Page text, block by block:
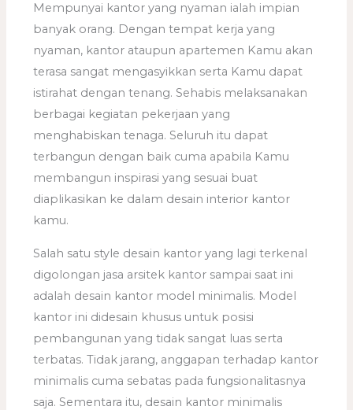
Mempunyai kantor yang nyaman ialah impian
banyak orang. Dengan tempat kerja yang
nyaman, kantor ataupun apartemen Kamu akan
terasa sangat mengasyikkan serta Kamu dapat
istirahat dengan tenang. Sehabis melaksanakan
berbagai kegiatan pekerjaan yang
menghabiskan tenaga. Seluruh itu dapat
terbangun dengan baik cuma apabila Kamu
membangun inspirasi yang sesuai buat
diaplikasikan ke dalam desain interior kantor
kamu.
Salah satu style desain kantor yang lagi terkenal
digolongan jasa arsitek kantor sampai saat ini
adalah desain kantor model minimalis. Model
kantor ini didesain khusus untuk posisi
pembangunan yang tidak sangat luas serta
terbatas. Tidak jarang, anggapan terhadap kantor
minimalis cuma sebatas pada fungsionalitasnya
saja. Sementara itu, desain kantor minimalis